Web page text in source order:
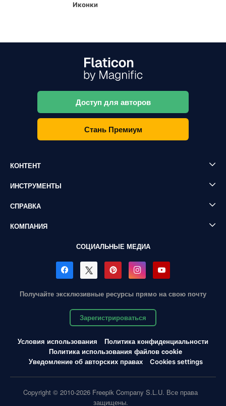
Иконки
Доступ для авторов
Стань Премиум
КОНТЕНТ
ИНСТРУМЕНТЫ
СПРАВКА
КОМПАНИЯ
СОЦИАЛЬНЫЕ МЕДИА
Получайте эксклюзивные ресурсы прямо на свою почту
Зарегистрироваться
Условия использования
Политика конфиденциальности
Политика использования файлов cookie
Уведомление об авторских правах
Cookies settings
Copyright © 2010-2026 Freepik Company S.L.U. Все права
защищены.